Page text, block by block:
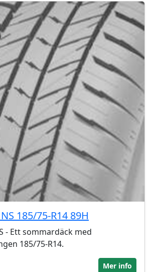
185/75-R14 89H
- Ett sommardäck med
185/75-R14.
Mer info